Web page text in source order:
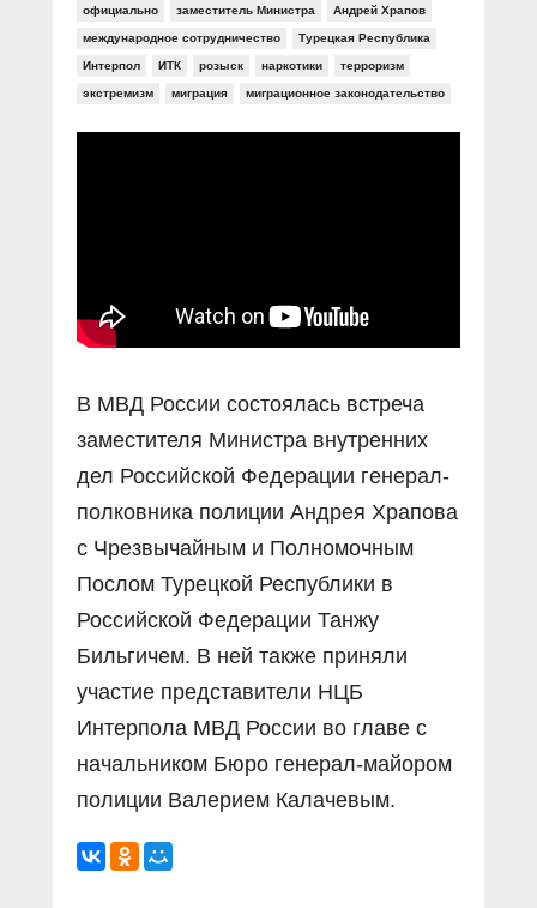
Социальные ролики
Документальные фильмы
Прямой разговор
В знании сила
Газета «Щит и меч»
Журнал «Полиция России»
О ПОРТАЛЕ
Контакты
официально заместитель Министра Андрей Храпов
международное сотрудничество Турецкая Республика
Интерпол ИТК розыск наркотики терроризм
экстремизм миграция миграционное законодательство
В МВД России состоялась встреча
заместителя Министра внутренних
дел Российской Федерации генерал-
полковника полиции Андрея Храпова
с Чрезвычайным и Полномочным
Послом Турецкой Республики в
Российской Федерации Танжу
Бильгичем. В ней также приняли
участие представители НЦБ
Интерпола МВД России во главе с
начальником Бюро генерал-майором
полиции Валерием Калачевым.